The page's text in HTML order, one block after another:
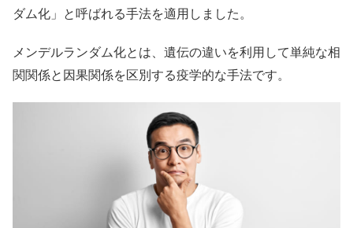
ダム化」と呼ばれる手法を適用しました。
メンデルランダム化とは、遺伝の違いを利用して単純な相
関関係と因果関係を区別する疫学的な手法です。